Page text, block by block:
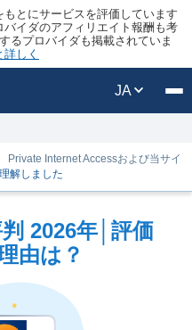
とにサービスを評価しています
イダのアフィリエイト報酬も考
るプロバイダも掲載されていま
詳しく
JA
Internet Accessおよび当サイ
理解しました
2026年│評価
由は？